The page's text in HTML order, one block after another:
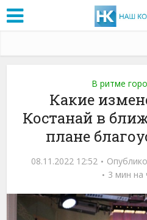
В ритме
Какие
Костанай в
плане
08.11.2022 12:52
3 мин на